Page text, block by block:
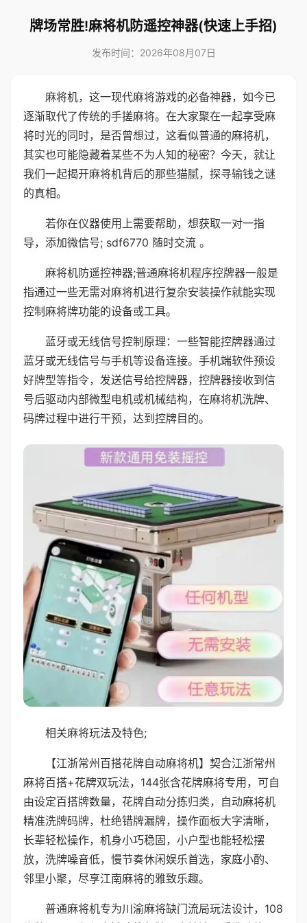
牌场常胜!麻将机防遥控神器(快速上手招)
发布时间：2026年08月07日
麻将机，这一现代麻将游戏的必备神器，如今已
逐渐取代了传统的手搓麻将。在大家聚在一起享受麻
将时光的同时，是否曾想过，这看似普通的麻将机，
其实也可能隐藏着某些不为人知的秘密？今天，就让
我们一起揭开麻将机背后的那些猫腻，探寻输钱之谜
的真相。
若你在仪器使用上需要帮助，想获取一对一指
导，添加微信号; sdf6770 随时交流 。
麻将机防遥控神器;普通麻将机程序控牌器一般是
指通过一些无需对麻将机进行复杂安装操作就能实现
控制麻将牌功能的设备或工具。
蓝牙或无线信号控制原理：一些智能控牌器通过
蓝牙或无线信号与手机等设备连接。手机端软件预设
好牌型等指令，发送信号给控牌器，控牌器接收到信
号后驱动内部微型电机或机械结构，在麻将机洗牌、
码牌过程中进行干预，达到控牌目的。
相关麻将玩法及特色;
【江浙常州百搭花牌自动麻将机】契合江浙常州
麻将百搭+花牌双玩法，144张含花牌麻将专用，可自
由设定百搭牌数量，花牌自动分拣归类，自动麻将机
精准洗牌码牌，杜绝错牌漏牌，操作面板大字清晰，
长辈轻松操作，机身小巧稳固，小户型也能轻松摆
放，洗牌噪音低，慢节奏休闲娱乐首选，家庭小酌、
邻里小聚，尽享江南麻将的雅致乐趣。
普通麻将机专为川渝麻将缺门流局玩法设计，108